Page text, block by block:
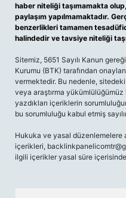
haber niteliği taşımamakta
paylaşım yapılmamaktadır.
benzerlikleri tamamen
halindedir ve tavsiye niteliği
Sitemiz, 5651 Sayılı Kanun
Kurumu (BTK) tarafından
vermektedir. Bu nedenle,
veya araştırma
yazdıkları içeriklerin
bu sorumluluğu kabul etmiş
Hukuka ve yasal düzenlemelere
içerikleri,
ilgili içerikler yasal süre